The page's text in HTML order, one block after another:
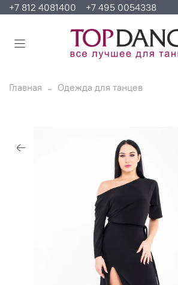
+7 812 4081400 +7 495 0054338
Главная Одежда для танцев